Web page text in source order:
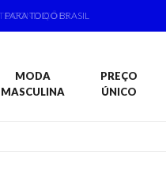
PARA TODO BRASIL
MODA
MASCULINA
PREÇO
ÚNICO